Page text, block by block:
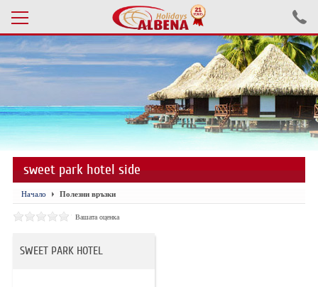
Проверка на резервация
ПОЧИВКИ С АВТОБУС 2026
ПОЧИВКИ СЪС САМОЛЕТ
ЕКСКУРЗИИ САМОЛЕТ
ЕКСКУРЗИИ АВТОБУС
sweet park hotel side
Начало Полезни връзки
Вашата оценка
SWEET PARK HOTEL